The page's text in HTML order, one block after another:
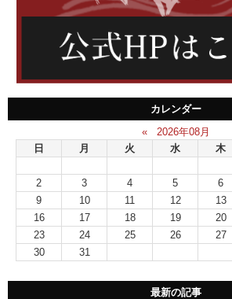
カレンダー
«
2026年08月
日
月 火 水 木
2
3 4 5 6
9
10 11 12 13
16
17 18 19 20
23
24 25 26 27
30
31
最新の記事